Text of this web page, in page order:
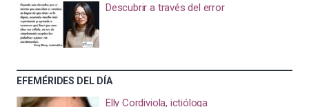
Descubrir a través del error
EFEMÉRIDES DEL DÍA
Elly Cordiviola, ictióloga